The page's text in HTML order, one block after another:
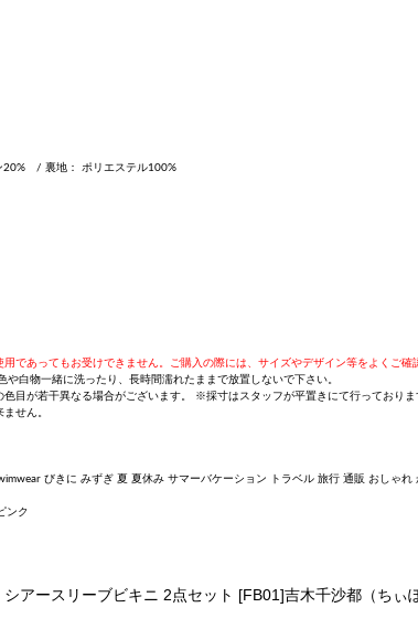
20% / 裏地： ポリエステル100%
であってもお受けできません。ご購入の際には、サイズやデザイン等をよくご確
白物一緒に洗ったり、長時間濡れたままで放置しないで下さい。
目が若干異なる場合がございます。 ※採寸はスタッフが平置きにて行っておりま
せん。
びきに みずぎ 夏 夏休み サマーバケーション トラベル 旅行 通販 おしゃれ
ピンク